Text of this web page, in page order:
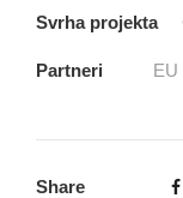
Svrha projekta
Partneri EU
Share